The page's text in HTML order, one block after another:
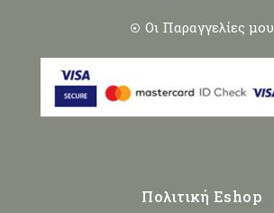
Οι Παραγγελίες μου
Πολιτική Eshop